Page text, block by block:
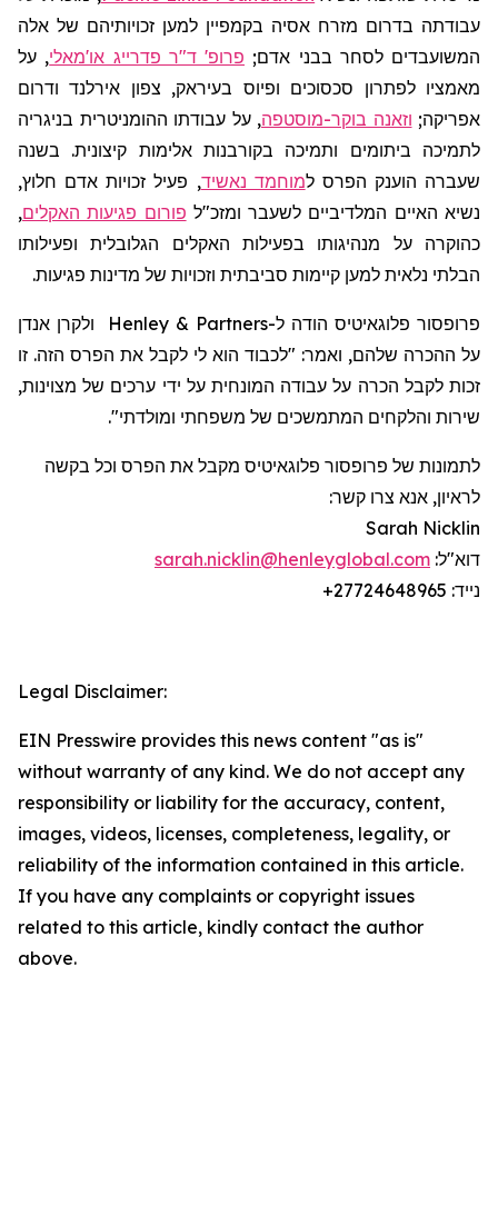
עבודתה בדרום מזרח אסיה בקמפיין למען זכויותיהם של אלה
המשועבדים לסחר בבני אדם; פרופ' ד"ר פדרייג או'מאלי, על
מאמציו לפתרון סכסוכים ופיוס בעיראק, צפון אירלנד ודרום
אפריקה; וזאנה בוקר-מוסטפה, על עבודתו ההומניטרית בניגריה
לתמיכה ביתומים ותמיכה בקורבנות אלימות קיצונית. בשנה
שעברה הוענק הפרס למוחמד נאשיד, פעיל זכויות אדם חלוץ,
נשיא האיים המלדיביים לשעבר ומזכ"ל פורום פגיעות האקלים,
כהוקרה על מנהיגותו בפעילות האקלים הגלובלית ופעילותו
הבלתי נלאית למען קיימות סביבתית וזכויות של מדינות פגיעות.
פרופסור פלוגאיטיס הודה ל-Henley & Partners
ולקרן אנדן
על ההכרה שלהם, ואמר: "לכבוד הוא לי לקבל את הפרס הזה. זו
זכות לקבל הכרה על עבודה המונחית על ידי ערכים של מצוינות,
שירות והלקחים המתמשכים של משפחתי ומולדתי".
לתמונות של פרופסור פלוגאיטיס מקבל את הפרס וכל בקשה
לראיון, אנא צרו קשר:
Sarah Nicklin
דוא"ל: sarah.nicklin@henleyglobal.com
נייד: +27724648965
Legal Disclaimer:
EIN Presswire provides this news content "as is"
without warranty of any kind. We do not accept any
responsibility or liability for the accuracy, content,
images, videos, licenses, completeness, legality, or
reliability of the information contained in this article.
If you have any complaints or copyright issues
related to this article, kindly contact the author
above.